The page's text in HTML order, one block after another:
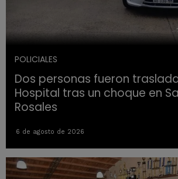
POLICIALES
Dos personas fueron
Hospital tras un choque en
Rosales
6 de agosto de 2026